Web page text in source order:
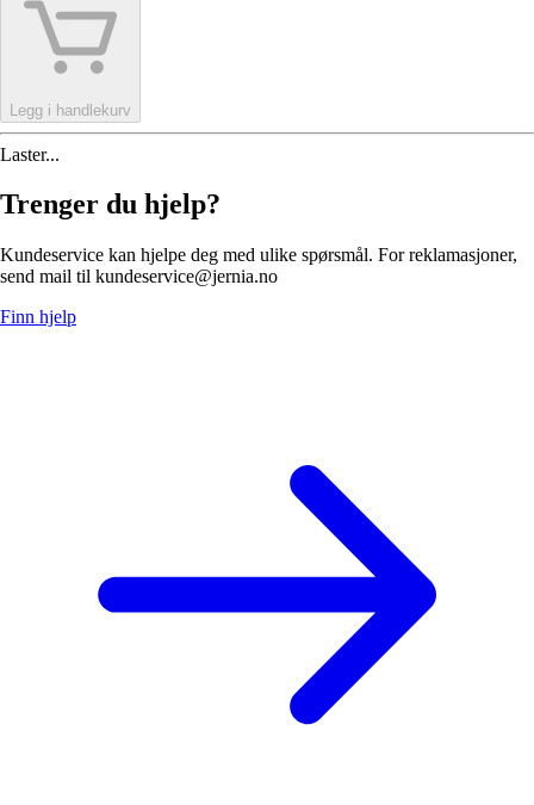
Legg i handlekurv
Laster...
Trenger du hjelp?
Kundeservice kan hjelpe deg med ulike spørsmål. For reklamasjoner,
send mail til kundeservice@jernia.no
Finn hjelp